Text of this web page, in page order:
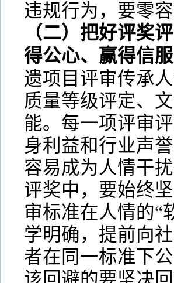
违规行为，要零
（二）把好评奖
得公心、赢得信服
遗项目评审传承
质量等级评定、
能。每一项评审
身利益和行业声
容易成为人情干
评奖中，要始终
审标准在人情的“
学明确，提前向
者在同一标准下